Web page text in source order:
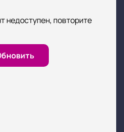
недоступен, повторите